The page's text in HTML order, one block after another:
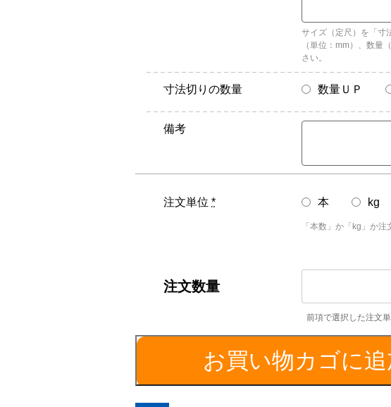
サイズ（定尺）を「寸
（単位：mm）、数量
さい。
寸法切りの数量 数量ＵＰ
備考
注文単位 * 本 kg
「本数」か「kg」か注
外
個
お買い物カゴに追